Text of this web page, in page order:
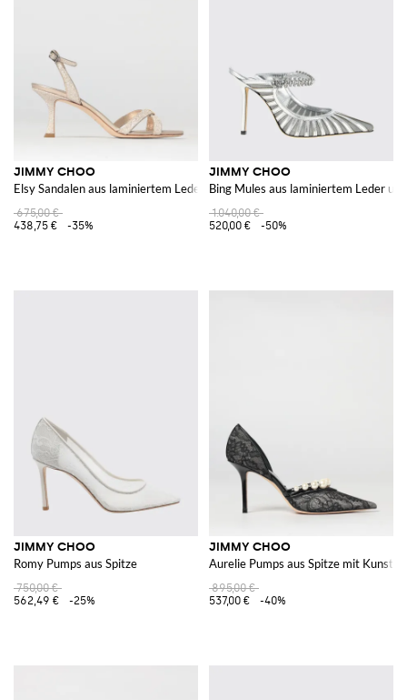
JIMMY CHOO
Elsy Sandalen aus laminiertem Leder und Glitter
675,00 €
438,75 €
-35%
JIMMY CHOO
Bing Mules aus laminiertem Leder
1.040,00 €
520,00 €
-50%
JIMMY CHOO
Romy Pumps aus Spitze
750,00 €
562,49 €
-25%
JIMMY CHOO
Aurelie Pumps aus Spitze mit
895,00 €
537,00 €
-40%